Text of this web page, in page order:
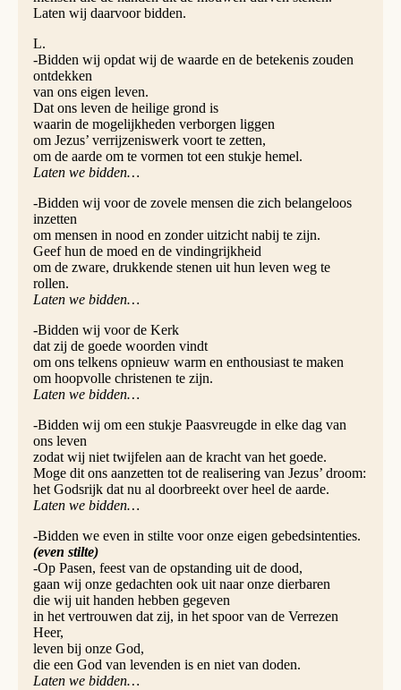
Laten wij daarvoor bidden.
L.
-Bidden wij opdat wij de waarde en de betekenis zouden
ontdekken
van ons eigen leven.
Dat ons leven de heilige grond is
waarin de mogelijkheden verborgen liggen
om Jezus’ verrijzeniswerk voort te zetten,
om de aarde om te vormen tot een stukje hemel.
Laten we bidden…
-Bidden wij voor de zovele mensen die zich belangeloos
inzetten
om mensen in nood en zonder uitzicht nabij te zijn.
Geef hun de moed en de vindingrijkheid
om de zware, drukkende stenen uit hun leven weg te
rollen.
Laten we bidden…
-Bidden wij voor de Kerk
dat zij de goede woorden vindt
om ons telkens opnieuw warm en enthousiast te maken
om hoopvolle christenen te zijn.
Laten we bidden…
-Bidden wij om een stukje Paasvreugde in elke dag van
ons leven
zodat wij niet twijfelen aan de kracht van het goede.
Moge dit ons aanzetten tot de realisering van Jezus’ droom:
het Godsrijk dat nu al doorbreekt over heel de aarde.
Laten we bidden…
-Bidden we even in stilte voor onze eigen gebedsintenties.
(even stilte)
-Op Pasen, feest van de opstanding uit de dood,
gaan wij onze gedachten ook uit naar onze dierbaren
die wij uit handen hebben gegeven
in het vertrouwen dat zij, in het spoor van de Verrezen
Heer,
leven bij onze God,
die een God van levenden is en niet van doden.
Laten we bidden…